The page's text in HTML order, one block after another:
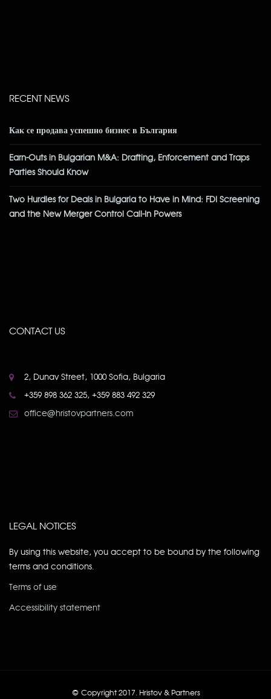
RECENT NEWS
Как се продава успешно бизнес в България
Earn-Outs in Bulgarian M&A: Drafting, Enforcement and Traps
Parties Should Know
Two Hurdles for Deals in Bulgaria to Have in Mind: FDI Screening
and the New Merger Control Call-In Powers
CONTACT US
2, Dunav Street, 1000 Sofia, Bulgaria
+359 898 362 325, +359 883 492 329
office@hristovpartners.com
LEGAL NOTICES
By using this website, you accept to be bound by the following
terms and conditions.
Terms of use
Accessibility statement
© Copyright 2017. Hristov & Partners